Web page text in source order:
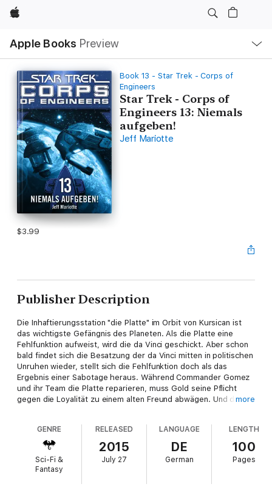
Apple
Apple Books Preview
Nav
Open
Menu
Book 13 - Star Trek - Corps of
Engineers
Star Trek - Corps of
Engineers 13: Niemals
aufgeben!
Jeff Mariotte
$3.99
Publisher Description
Die Inhaftierungsstation "die Platte" im Orbit von Kursican ist
das wichtigste Gefängnis des Planeten. Als die Platte eine
Fehlfunktion aufweist, wird die da Vinci geschickt. Aber schon
bald findet sich die Besatzung der da Vinci mitten in politischen
Unruhen wieder, stellt sich die Fehlfunktion doch als das
Ergebnis einer Sabotage heraus. Während Commander Gomez
und ihr Team die Platte reparieren, muss Gold seine Pflicht
gegen die Loyalität zu einem alten Freund abwägen. Und dasmore
GENRE
Sci-Fi &
Fantasy
RELEASED
2015
July 27
LANGUAGE
DE
German
LENGTH
100
Pages